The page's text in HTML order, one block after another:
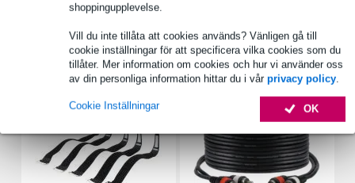
shoppingupplevelse.
Vill du inte tillåta att cookies används? Vänligen gå till
cookie inställningar för att specificera vilka cookies som du
tillåter. Mer information om cookies och hur vi använder oss
av din personliga information hittar du i vår privacy policy.
OK
Cookie Inställningar
Tillbehör (4)